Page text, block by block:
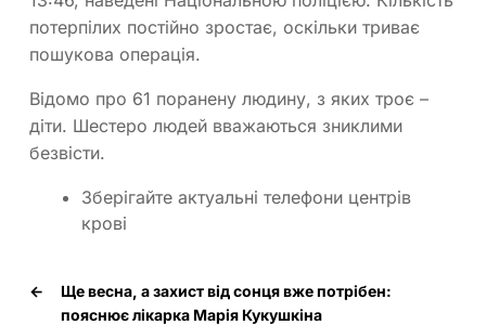
потерпілих постійно зростає, оскільки триває
пошукова операція.
Відомо про 61 поранену людину, з яких троє –
діти. Шестеро людей вважаються зниклими
безвісти.
Зберігайте актуальні телефони центрів
крові
←
Ще весна, а захист від сонця вже потрібен:
пояснює лікарка Марія Кукушкіна